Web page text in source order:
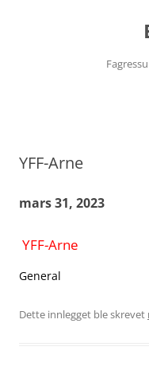
YFF-Arne
mars 31, 2023
YFF-Arne
General
Dette innlegget ble skrevet